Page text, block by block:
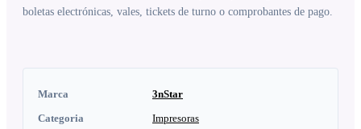
boletas electrónicas, vales, tickets de turno o comprobantes de pago.
Marca
3nStar
Categoria
Impresoras